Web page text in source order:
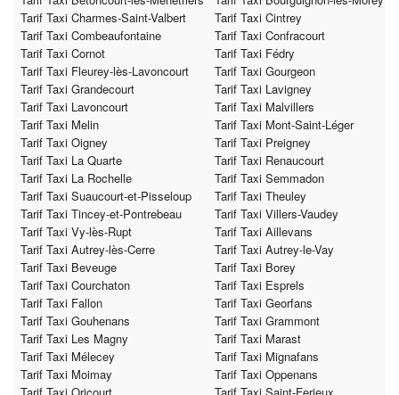
Tarif Taxi Charmes-Saint-Valbert
Tarif Taxi Cintrey
Tarif Taxi Combeaufontaine
Tarif Taxi Confracourt
Tarif Taxi Cornot
Tarif Taxi Fédry
Tarif Taxi Fleurey-lès-Lavoncourt
Tarif Taxi Gourgeon
Tarif Taxi Grandecourt
Tarif Taxi Lavigney
Tarif Taxi Lavoncourt
Tarif Taxi Malvillers
Tarif Taxi Melin
Tarif Taxi Mont-Saint-Léger
Tarif Taxi Oigney
Tarif Taxi Preigney
Tarif Taxi La Quarte
Tarif Taxi Renaucourt
Tarif Taxi La Rochelle
Tarif Taxi Semmadon
Tarif Taxi Suaucourt-et-Pisseloup
Tarif Taxi Theuley
Tarif Taxi Tincey-et-Pontrebeau
Tarif Taxi Villers-Vaudey
Tarif Taxi Vy-lès-Rupt
Tarif Taxi Aillevans
Tarif Taxi Autrey-lès-Cerre
Tarif Taxi Autrey-le-Vay
Tarif Taxi Beveuge
Tarif Taxi Borey
Tarif Taxi Courchaton
Tarif Taxi Esprels
Tarif Taxi Fallon
Tarif Taxi Georfans
Tarif Taxi Gouhenans
Tarif Taxi Grammont
Tarif Taxi Les Magny
Tarif Taxi Marast
Tarif Taxi Mélecey
Tarif Taxi Mignafans
Tarif Taxi Moimay
Tarif Taxi Oppenans